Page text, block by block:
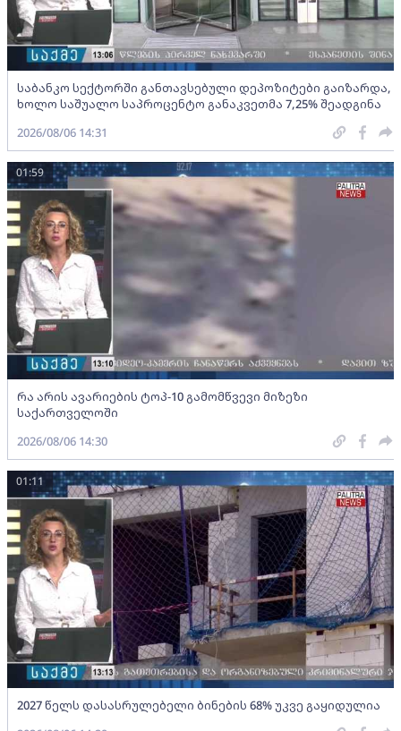
საბანკო სექტორში განთავსებული დეპოზიტები გაიზარდა,
ხოლო საშუალო საპროცენტო განაკვეთმა 7,25% შეადგინა
2026/08/06 14:31
რა არის ავარიების ტოპ-10 გამომწვევი მიზეზი
საქართველოში
01:59
2026/08/06 14:30
2027 წელს დასასრულებელი ბინების 68% უკვე გაყიდულია
01:11